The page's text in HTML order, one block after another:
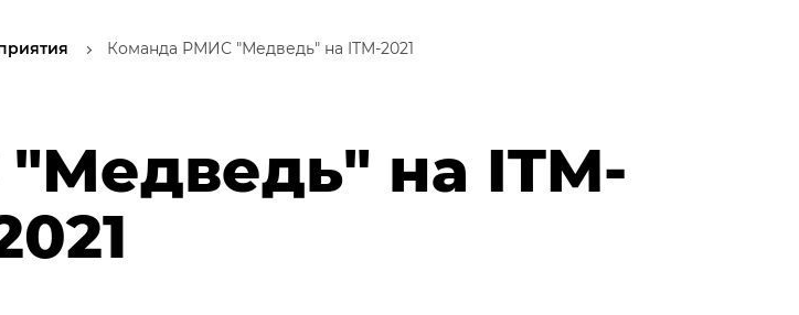
Команда РМИС "Медведь" на ITM-2021
на ITM-